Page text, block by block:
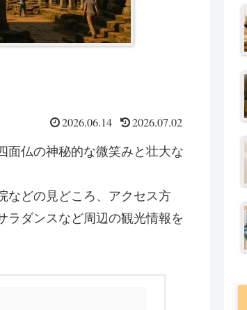
2026.06.14 2026.07.02
面仏の神秘的な微笑みと壮大な
などの見どころ、アクセス方
ラダンスなど周辺の観光情報を